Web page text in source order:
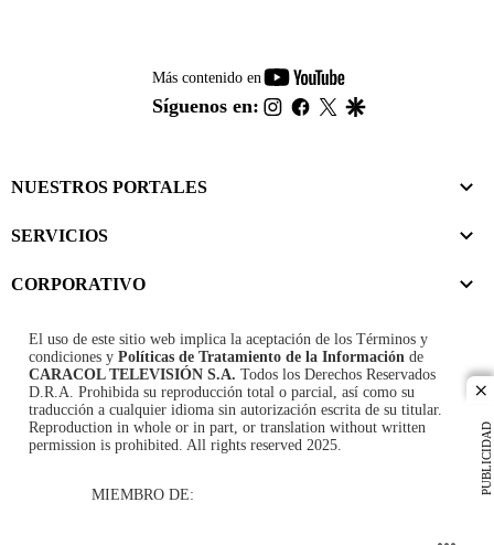
PUBLICIDAD
Más contenido en
youtube-
footer
Síguenos en: instagram
facebook
twitter
NUESTROS PORTALES
SERVICIOS
CORPORATIVO
El uso de este sitio web implica la aceptación de los Términos y
condiciones y Políticas de Tratamiento de la Información de
CARACOL TELEVISIÓN S.A. Todos los Derechos Reservados
D.R.A. Prohibida su reproducción total o parcial, así como su
traducción a cualquier idioma sin autorización escrita de su titular.
Reproduction in whole or in part, or translation without written
permission is prohibited. All rights reserved 2025.
MIEMBRO DE: